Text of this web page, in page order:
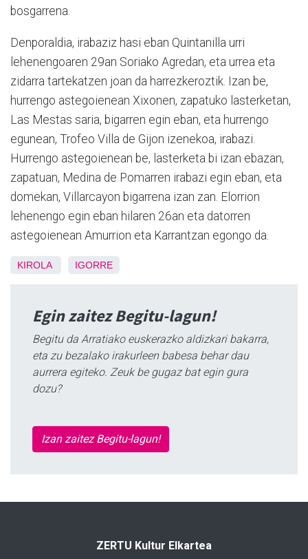
bosgarrena.
Denporaldia, irabaziz hasi eban Quintanilla urri
lehenengoaren 29an Soriako Agredan, eta urrea eta
zidarra tartekatzen joan da harrezkeroztik. Izan be,
hurrengo astegoienean Xixonen, zapatuko lasterketan,
Las Mestas saria, bigarren egin eban, eta hurrengo
egunean, Trofeo Villa de Gijon izenekoa, irabazi.
Hurrengo astegoienean be, lasterketa bi izan ebazan,
zapatuan, Medina de Pomarren irabazi egin eban, eta
domekan, Villarcayon bigarrena izan zan. Elorrion
lehenengo egin eban hilaren 26an eta datorren
astegoienean Amurrion eta Karrantzan egongo da.
KIROLA IGORRE
Egin zaitez Begitu-lagun!
Begitu da Arratiako euskerazko aldizkari bakarra,
eta zu bezalako irakurleen babesa behar dau
aurrera egiteko. Zeuk be gugaz bat egin gura
dozu?
Izan zaitez Begitu-lagun!
ZERTU Kultur Elkartea